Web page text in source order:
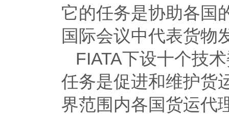
它的任务是协助各国
国际会议中代表货物
FIATA下设十个技
任务是促进和维护货
界范围内各国货运代